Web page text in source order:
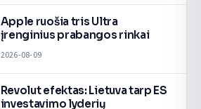
Apple ruošia tris Ultra
įrenginius prabangos rinkai
2026-08-09
Revolut efektas: Lietuva tarp ES
investavimo lyderių